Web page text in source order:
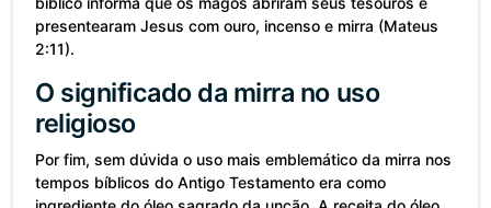
presentearam Jesus com ouro, incenso e mirra (Mateus
2:11).
O significado da mirra no uso
religioso
Por fim, sem dúvida o uso mais emblemático da mirra nos
tempos bíblicos do Antigo Testamento era como